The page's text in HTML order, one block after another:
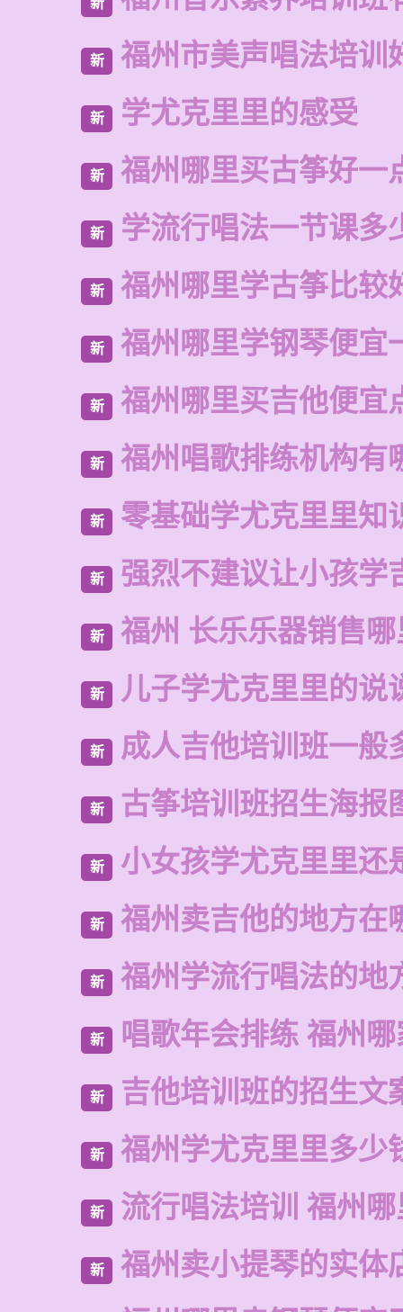
新
新 福州市美声唱法培训
新 学尤克里里的感受
新 福州哪里买古筝好一
新 学流行唱法一节课多
新 福州哪里学古筝比较
新 福州哪里学钢琴便宜
新 福州哪里买吉他便宜
新 福州唱歌排练机构有
新 零基础学尤克里里知
新 强烈不建议让小孩学
新 福州 长乐乐器销售
新 儿子学尤克里里的说
新 成人吉他培训班一般
新 古筝培训班招生海报
新 小女孩学尤克里里还
新 福州卖吉他的地方在
新 福州学流行唱法的地
新 唱歌年会排练 福州
新 吉他培训班的招生文
新 福州学尤克里里多少
新 流行唱法培训 福州
新
福州卖小提琴的实体